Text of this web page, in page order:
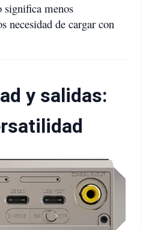
significa menos
necesidad de cargar con
y salidas: